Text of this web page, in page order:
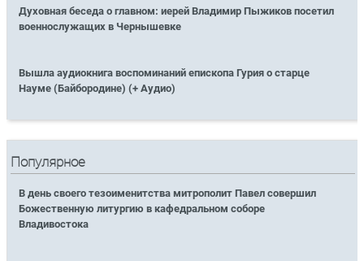
Духовная беседа о главном: иерей Владимир Пыжиков посетил
военнослужащих в Чернышевке
Вышла аудиокнига воспоминаний епископа Гурия о старце
Науме (Байбородине) (+ Аудио)
Популярное
В день своего тезоименитства митрополит Павел совершил
Божественную литургию в кафедральном соборе
Владивостока